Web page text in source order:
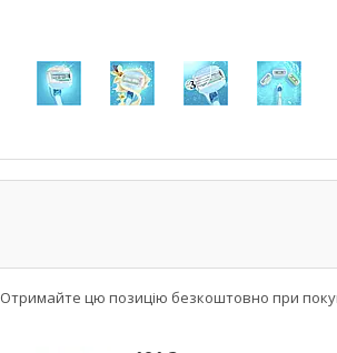
Отримайте цю позицію безкоштовно при